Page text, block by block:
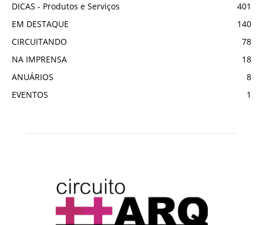
DICAS - Produtos e Serviços
401
EM DESTAQUE
140
CIRCUITANDO
78
NA IMPRENSA
18
ANUÁRIOS
8
EVENTOS
1